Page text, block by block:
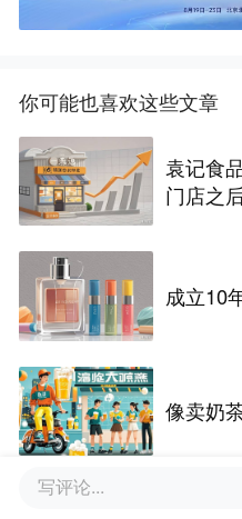
你可能也喜欢这些文章
袁记食
门店之
成立10
像卖奶
适老
写评论...